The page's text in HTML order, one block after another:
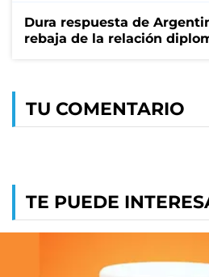
Dura respuesta de
rebaja de la relación
TU COMENTARIO
TE PUEDE